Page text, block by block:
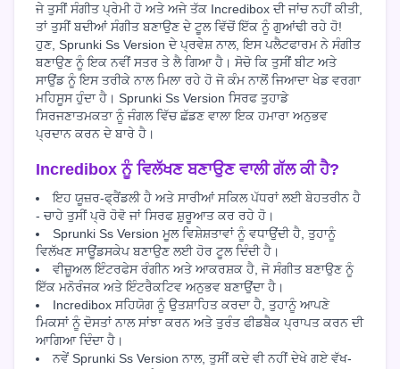
ਜੇ ਤੁਸੀਂ ਸੰਗੀਤ ਪ੍ਰੇਮੀ ਹੋ ਅਤੇ ਅਜੇ ਤੱਕ Incredibox ਦੀ ਜਾਂਚ ਨਹੀਂ ਕੀਤੀ,
ਤਾਂ ਤੁਸੀਂ ਬਦੀਆਂ ਸੰਗੀਤ ਬਣਾਉਣ ਦੇ ਟੂਲ ਵਿੱਚੋਂ ਇੱਕ ਨੂੰ ਗੁਆਂਢੀ ਰਹੇ ਹੋ!
ਹੁਣ, Sprunki Ss Version ਦੇ ਪ੍ਰਵੇਸ਼ ਨਾਲ, ਇਸ ਪਲੈਟਫਾਰਮ ਨੇ ਸੰਗੀਤ
ਬਣਾਉਣ ਨੂੰ ਇਕ ਨਵੀਂ ਸਤਰ ਤੇ ਲੈ ਗਿਆ ਹੈ। ਸੋਚੋ ਕਿ ਤੁਸੀਂ ਬੀਟ ਅਤੇ
ਸਾਉਂਡ ਨੂੰ ਇਸ ਤਰੀਕੇ ਨਾਲ ਮਿਲਾ ਰਹੇ ਹੋ ਜੋ ਕੰਮ ਨਾਲੋਂ ਜਿਆਦਾ ਖੇਡ ਵਰਗਾ
ਮਹਿਸੂਸ ਹੁੰਦਾ ਹੈ। Sprunki Ss Version ਸਿਰਫ ਤੁਹਾਡੇ
ਸਿਰਜਣਾਤਮਕਤਾ ਨੂੰ ਜੰਗਲ ਵਿੱਚ ਛੱਡਣ ਵਾਲਾ ਇਕ ਹਮਾਰਾ ਅਨੁਭਵ
ਪ੍ਰਦਾਨ ਕਰਨ ਦੇ ਬਾਰੇ ਹੈ।
Incredibox ਨੂੰ ਵਿਲੱਖਣ ਬਣਾਉਣ ਵਾਲੀ ਗੱਲ ਕੀ ਹੈ?
ਇਹ ਯੂਜ਼ਰ-ਫ੍ਰੈਂਡਲੀ ਹੈ ਅਤੇ ਸਾਰੀਆਂ ਸਕਿਲ ਪੱਧਰਾਂ ਲਈ ਬੇਹਤਰੀਨ ਹੈ
- ਚਾਹੇ ਤੁਸੀਂ ਪ੍ਰੋ ਹੋਵੋ ਜਾਂ ਸਿਰਫ ਸ਼ੁਰੂਆਤ ਕਰ ਰਹੇ ਹੋ।
Sprunki Ss Version ਮੂਲ ਵਿਸ਼ੇਸ਼ਤਾਵਾਂ ਨੂੰ ਵਧਾਉਂਦੀ ਹੈ, ਤੁਹਾਨੂੰ
ਵਿਲੱਖਣ ਸਾਊਂਡਸਕੇਪ ਬਣਾਉਣ ਲਈ ਹੋਰ ਟੂਲ ਦਿੰਦੀ ਹੈ।
ਵੀਜ਼ੂਅਲ ਇੰਟਰਫੇਸ ਰੰਗੀਨ ਅਤੇ ਆਕਰਸ਼ਕ ਹੈ, ਜੋ ਸੰਗੀਤ ਬਣਾਉਣ ਨੂੰ
ਇੱਕ ਮਨੋਰੰਜਕ ਅਤੇ ਇੰਟਰੈਕਟਿਵ ਅਨੁਭਵ ਬਣਾਉਂਦਾ ਹੈ।
Incredibox ਸਹਿਯੋਗ ਨੂੰ ਉਤਸ਼ਾਹਿਤ ਕਰਦਾ ਹੈ, ਤੁਹਾਨੂੰ ਆਪਣੇ
ਮਿਕਸਾਂ ਨੂੰ ਦੋਸਤਾਂ ਨਾਲ ਸਾਂਝਾ ਕਰਨ ਅਤੇ ਤੁਰੰਤ ਫੀਡਬੈਕ ਪ੍ਰਾਪਤ ਕਰਨ ਦੀ
ਆਗਿਆ ਦਿੰਦਾ ਹੈ।
ਨਵੇਂ Sprunki Ss Version ਨਾਲ, ਤੁਸੀਂ ਕਦੇ ਵੀ ਨਹੀਂ ਦੇਖੇ ਗਏ ਵੱਖ-